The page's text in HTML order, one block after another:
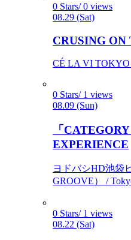
0 Stars/ 0 views
08.29 (Sat)
CRUSING
CÉ LA VI TOKYO
0 Stars/ 1 views
08.09 (Sun)
「
EXPERIENCE
ヨドバシHD池袋
GROOVE） /
0 Stars/ 1 views
08.22 (Sat)